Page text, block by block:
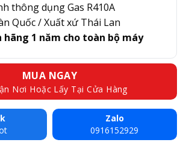
thông dụng Gas R410A
Quốc / Xuất xứ Thái Lan
hãng 1 năm cho toàn bộ máy
MUA NGAY
Nơi Hoặc Lấy Tại Cửa Hàng
Zalo
0916152929